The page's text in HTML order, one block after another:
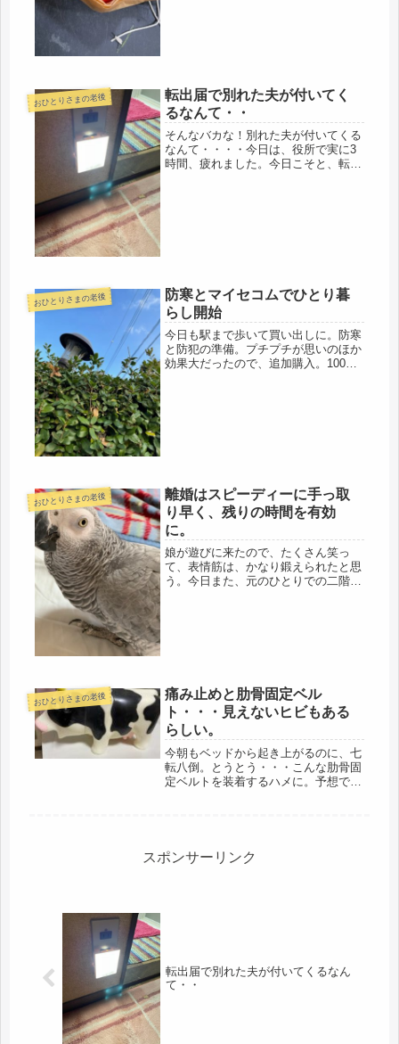
おひとりさまの老後
転出届で別れた夫が付いてく
るなんて・・
そんなバカな！別れた夫が付いてくる
なんて・・・・今日は、役所で実に3
時間、疲れました。今日こそと、転入
おひとりさまの老後
防寒とマイセコムでひとり暮
らし開始
今日も駅まで歩いて買い出しに。防寒
と防犯の準備。プチプチが思いのほか
効果大だったので、追加購入。100均
おひとりさまの老後
離婚はスピーディーに手っ取
り早く、残りの時間を有効
に。
娘が遊びに来たので、たくさん笑っ
て、表情筋は、かなり鍛えられたと思
う。今日また、元のひとりでの二階生
おひとりさまの老後
痛み止めと肋骨固定ベル
ト・・・見えないヒビもある
らしい。
今朝もベッドから起き上がるのに、七
転八倒。とうとう・・・こんな肋骨固
定ベルトを装着するハメに。予想で
した...
スポンサーリンク
転出届で別れた夫が付いてくるなん
て・・